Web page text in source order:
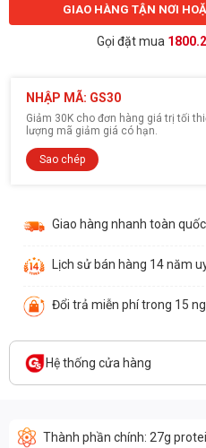
GIAO HÀNG TẬN NƠI
Gọi đặt mua
NHẬP MÃ: GS30
Giảm 30K cho đơn hàng giá trị tối
lượng mã giảm giá có hạn.
Sao chép
Giao hàng nhanh toàn quốc
Lịch sử bán hàng 14 năm
Đổi trả miễn phí trong 15
Hệ thống cửa hàng
Thành phần chính: 27g